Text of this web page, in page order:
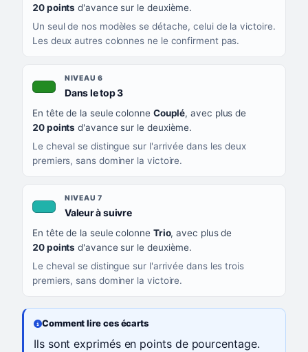
20 points d'avance sur le deuxième.
Un seul de nos modèles se détache, celui de la victoire.
Les deux autres colonnes ne le confirment pas.
NIVEAU 6
Dans le top 3, couleur verte
En tête de la seule colonne Couplé, avec plus de
20 points d'avance sur le deuxième.
Le cheval se distingue sur l'arrivée dans les deux
premiers, sans dominer la victoire.
NIVEAU 7
Valeur à suivre, couleur turquoise
En tête de la seule colonne Trio, avec plus de
20 points d'avance sur le deuxième.
Le cheval se distingue sur l'arrivée dans les trois
premiers, sans dominer la victoire.
Comment lire ces écarts
Ils sont exprimés en points de pourcentage.